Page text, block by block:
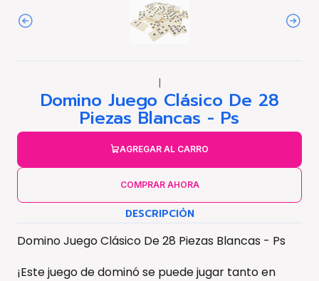
|
Domino Juego Clásico De 28
Piezas Blancas - Ps
AGREGAR AL CARRO
COMPRAR AHORA
DESCRIPCIÓN
Domino Juego Clásico De 28 Piezas Blancas - Ps
¡Este juego de dominó se puede jugar tanto en